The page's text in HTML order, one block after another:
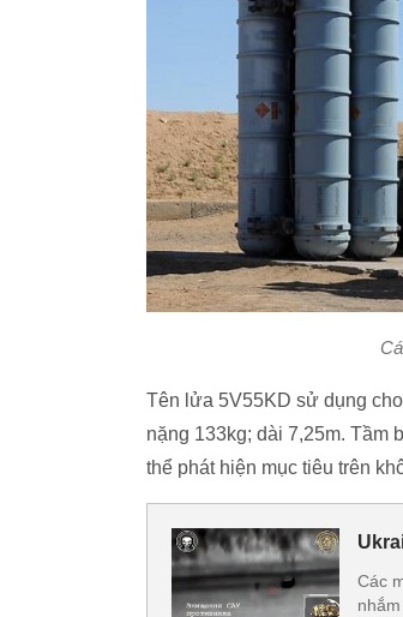
Tên lửa 5V55KD sử dụng
nặng 133kg; dài 7,25m. Tầm
thể phát hiện mục tiêu trên
Các